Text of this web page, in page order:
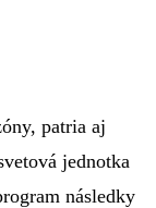
patria aj
jednotka
následky